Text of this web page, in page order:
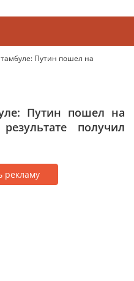
Путин пошел на
Путин пошел на
получил
рекламу